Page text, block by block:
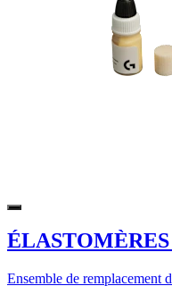
Ensemble de remplacement